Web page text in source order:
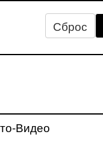
Сброс
Видео